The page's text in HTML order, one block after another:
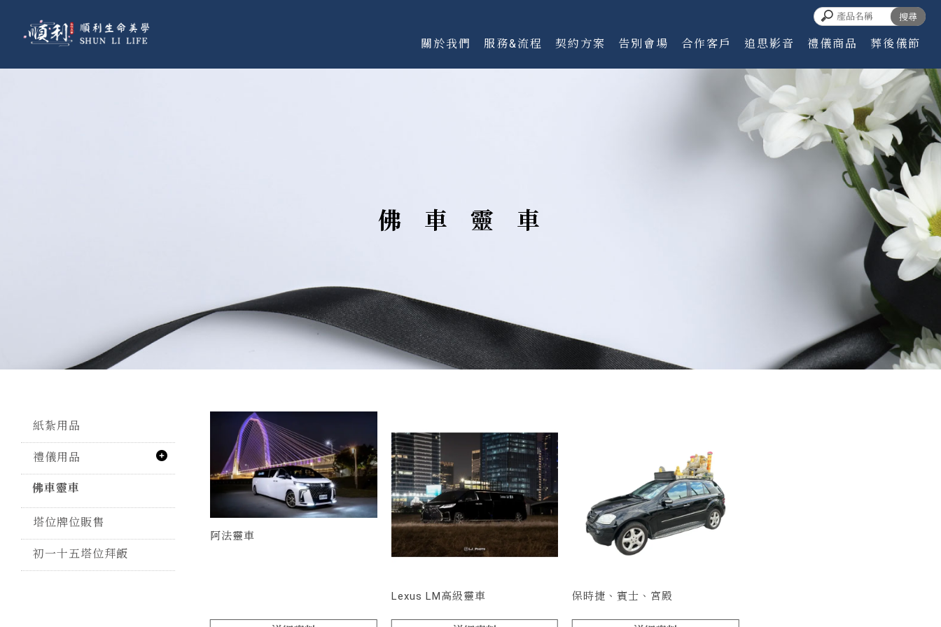
關於我們 服務&流程 契約方案 告別會場 合作客戶 追思影音 禮儀商品 葬後儀節
佛車靈車
紙紮用品
禮儀用品
佛車靈車
塔位牌位販售
初一十五塔位拜飯
阿法靈車
Lexus LM高級靈車 保時捷、賓士、宮殿